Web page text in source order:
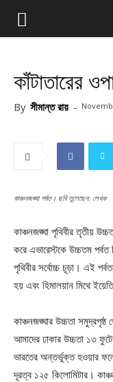
কাঁটাতারের
By সীমান্ত রায় -
কাঞ্চনজঙ্ঘা পর্বত। ছবি তুলেছেন: লেখক
কাঞ্চনজঙ্ঘা পৃথিবীর তৃতীয়
করে এভারেস্টকে উচ্চতম পর্বত
পৃথিবীর সর্বোচ্চ চূড়া। এই
হয় এবং হিমালয়ান মিথে
কাঞ্চনজঙ্ঘার উচ্চতা
আমাদের ঢাকার উচ্চতা ১৩
ভারতের অন্তর্ভুক্ত হওয়ার
দূরত্ব ১২৫ কিলোমিটার।